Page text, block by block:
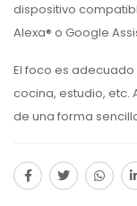
dispositivo
Alexa® o Google
El foco es
cocina, estudio, etc.
de una forma